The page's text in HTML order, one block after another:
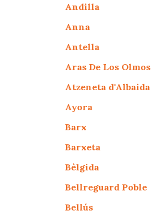
Andilla
Anna
Antella
Aras De Los Olmos
Atzeneta d'Albaida
Ayora
Barx
Barxeta
Bèlgida
Bellreguard Poble
Bellús